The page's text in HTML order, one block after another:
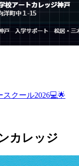
クール2026💻🌟
カレッジ